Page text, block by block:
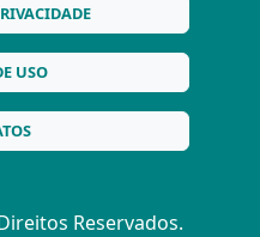
USO
Reservados.